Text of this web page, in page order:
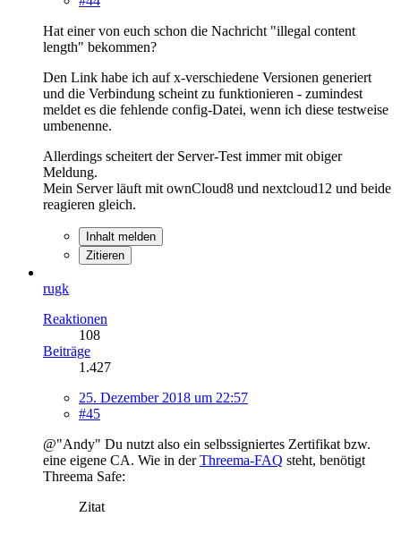
Hat einer von euch schon die Nachricht "illegal content
length" bekommen?
Den Link habe ich auf x-verschiedene Versionen generiert
und die Verbindung scheint zu funktionieren - zumindest
meldet es die fehlende config-Datei, wenn ich diese testweise
umbenenne.
Allerdings scheitert der Server-Test immer mit obiger
Meldung.
Mein Server läuft mit ownCloud8 und nextcloud12 und beide
reagieren gleich.
Inhalt melden
Zitieren
rugk
Reaktionen
108
Beiträge
1.427
25. Dezember 2018 um 22:57
#45
@"Andy" Du nutzt also ein selbssigniertes Zertifikat bzw.
eine eigene CA. Wie in derThreema-FAQ steht, benötigt
Threema Safe:
Zitat